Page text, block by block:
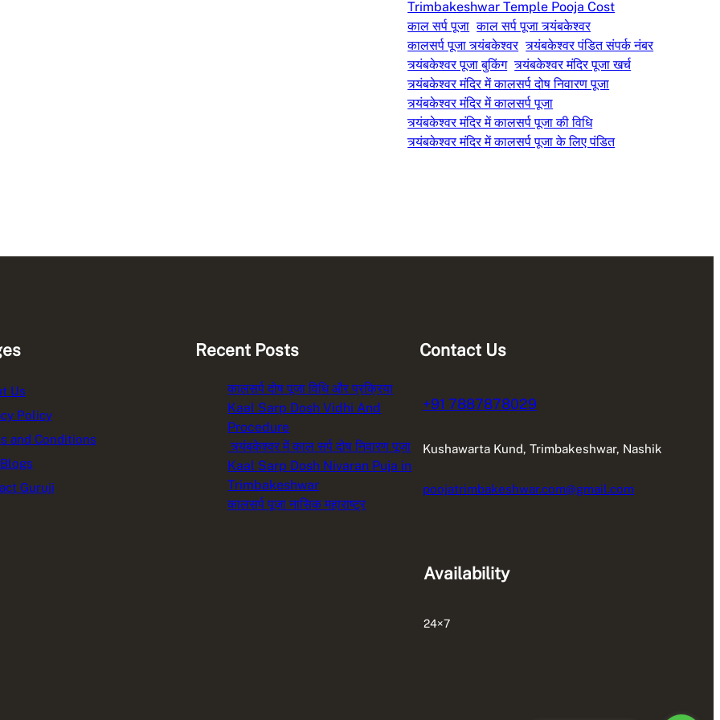
Trimbakeshwar Temple Pooja Cost
काल सर्प पूजा काल सर्प पूजा त्र्यंबकेश्वर
कालसर्प पूजा त्र्यंबकेश्वर त्र्यंबकेश्वर पंडित संपर्क नंबर
त्र्यंबकेश्वर पूजा बुकिंग त्र्यंबकेश्वर मंदिर पूजा खर्च
त्र्यंबकेश्वर मंदिर में कालसर्प दोष निवारण पूजा
त्र्यंबकेश्वर मंदिर में कालसर्प पूजा
त्र्यंबकेश्वर मंदिर में कालसर्प पूजा की विधि
त्र्यंबकेश्वर मंदिर में कालसर्प पूजा के लिए पंडित
Us
Policy
and Conditions
Guruji
Recent Posts
कालसर्प दोष पूजा विधि और प्रक्रिया
Kaal Sarp Dosh Vidhi And
Procedure
त्र्यंबकेश्वर में काल सर्प दोष निवारण पूजा
Kaal Sarp Dosh Nivaran Puja in
Trimbakeshwar
कालसर्प पूजा नासिक महाराष्ट्र
Contact Us
+91 7887878029
Kushawarta Kund, Trimbakeshwar, Nashik
poojatrimbakeshwar.com@gmail.com
Availability
24×7